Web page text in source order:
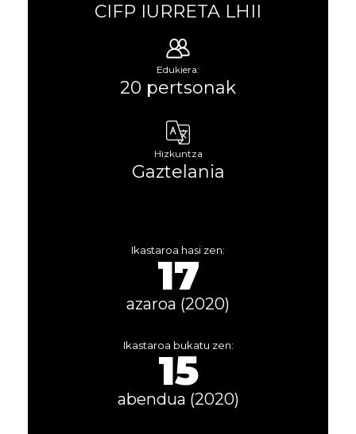
CIFP IURRETA LHII
Edukiera:
20 pertsonak
Hizkuntza
Gaztelania
Ikastaroa hasi zen:
17
azaroa (2020)
Ikastaroa bukatu zen:
15
abendua (2020)